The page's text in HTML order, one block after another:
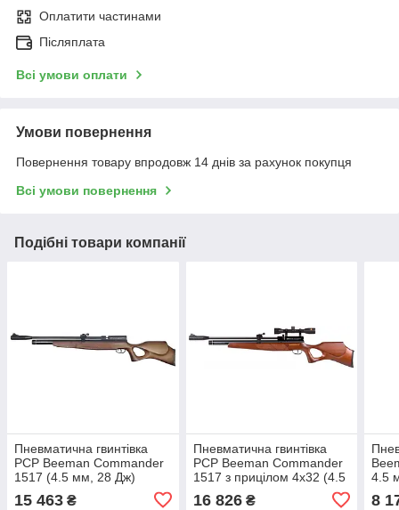
Оплатити частинами
Післяплата
Всі умови оплати
Умови повернення
Повернення товару впродовж 14 днів за рахунок покупця
Всі умови повернення
Подібні товари компанії
Пневматична гвинтівка
PCP Beeman Commander
1517 (4.5 мм, 28 Дж)
15 463 ₴
Пневматична гвинтівка
PCP Beeman Commander
1517 з прицілом 4х32 (4.5
16 826₴
4.5
8